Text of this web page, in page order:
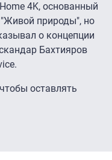
4K, основанный
природы", но
о концепции
Бахтияров
оставлять